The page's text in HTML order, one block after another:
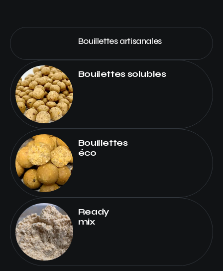
Bouillettes artisanales
Bouilettes solubles
Bouillettes
éco
Ready
mix